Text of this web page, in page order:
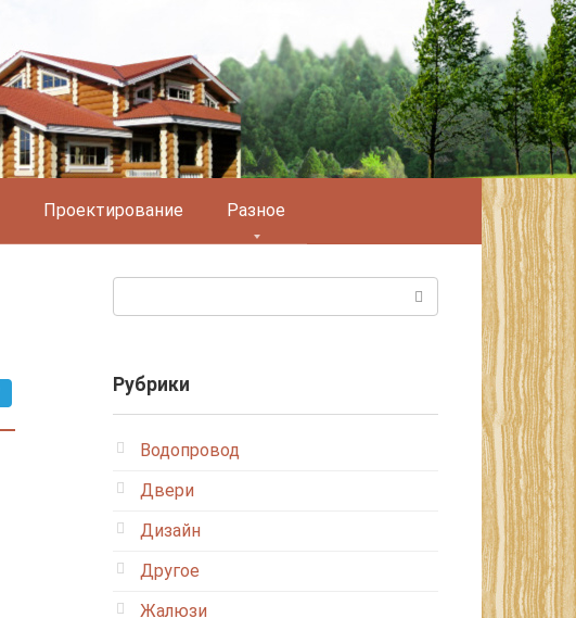
Проектирование Разное
Рубрики
Водопровод
Двери
Дизайн
Другое
Жалюзи